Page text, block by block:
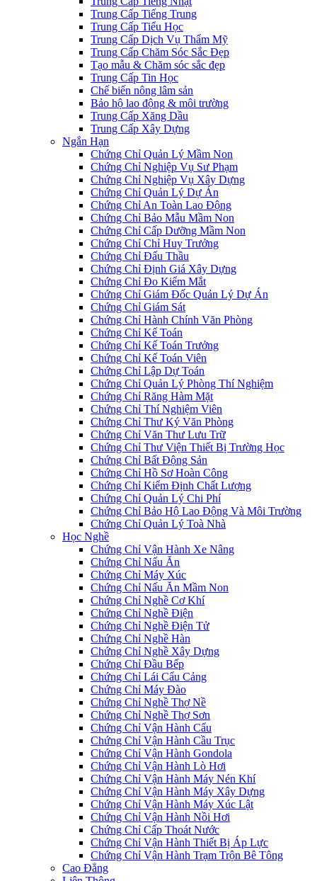
Trung Cấp Tiếng Trung
Trung Cấp Tiểu Học
Trung Cấp Dịch Vụ Thẩm Mỹ
Trung Cấp Chăm Sóc Sắc Đẹp
Tạo mẫu & Chăm sóc sắc đẹp
Trung Cấp Tin Học
Chế biến nông lâm sản
Bảo hộ lao động & môi trường
Trung Cấp Xăng Dầu
Trung Cấp Xây Dựng
Ngắn Hạn
Chứng Chỉ Quản Lý Mầm Non
Chứng Chỉ Nghiệp Vụ Sư Phạm
Chứng Chỉ Nghiệp Vụ Xây Dựng
Chứng Chỉ Quản Lý Dự Án
Chứng Chỉ An Toàn Lao Động
Chứng Chỉ Bảo Mẫu Mầm Non
Chứng Chỉ Cấp Dưỡng Mầm Non
Chứng Chỉ Chỉ Huy Trưởng
Chứng Chỉ Đấu Thầu
Chứng Chỉ Định Giá Xây Dựng
Chứng Chỉ Đo Kiểm Mắt
Chứng Chỉ Giám Đốc Quản Lý Dự Án
Chứng Chỉ Giám Sát
Chứng Chỉ Hành Chính Văn Phòng
Chứng Chỉ Kế Toán
Chứng Chỉ Kế Toán Trưởng
Chứng Chỉ Kế Toán Viên
Chứng Chỉ Lập Dự Toán
Chứng Chỉ Quản Lý Phòng Thí Nghiệm
Chứng Chỉ Răng Hàm Mặt
Chứng Chỉ Thí Nghiệm Viên
Chứng Chỉ Thư Ký Văn Phòng
Chứng Chỉ Văn Thư Lưu Trữ
Chứng Chỉ Thư Viện Thiết Bị Trường Học
Chứng Chỉ Bất Động Sản
Chứng Chỉ Hồ Sơ Hoàn Công
Chứng Chỉ Kiểm Định Chất Lượng
Chứng Chỉ Quản Lý Chi Phí
Chứng Chỉ Bảo Hộ Lao Động Và Môi Trường
Chứng Chỉ Quản Lý Toà Nhà
Học Nghề
Chứng Chỉ Vận Hành Xe Nâng
Chứng Chỉ Nấu Ăn
Chứng Chỉ Máy Xúc
Chứng Chỉ Nấu Ăn Mầm Non
Chứng Chỉ Nghề Cơ Khí
Chứng Chỉ Nghề Điện
Chứng Chỉ Nghề Điện Tử
Chứng Chỉ Nghề Hàn
Chứng Chỉ Nghề Xây Dựng
Chứng Chỉ Đầu Bếp
Chứng Chỉ Lái Cẩu Cảng
Chứng Chỉ Máy Đào
Chứng Chỉ Nghề Thợ Nề
Chứng Chỉ Nghề Thợ Sơn
Chứng Chỉ Vận Hành Cẩu
Chứng Chỉ Vận Hành Cầu Trục
Chứng Chỉ Vận Hành Gondola
Chứng Chỉ Vận Hành Lò Hơi
Chứng Chỉ Vận Hành Máy Nén Khí
Chứng Chỉ Vận Hành Máy Xây Dựng
Chứng Chỉ Vận Hành Máy Xúc Lật
Chứng Chỉ Vận Hành Nồi Hơi
Chứng Chỉ Cấp Thoát Nước
Chứng Chỉ Vận Hành Thiết Bị Áp Lực
Chứng Chỉ Vận Hành Trạm Trộn Bê Tông
Cao Đẳng